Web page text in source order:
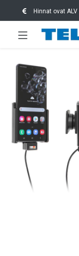
Hinnat ovat ALV